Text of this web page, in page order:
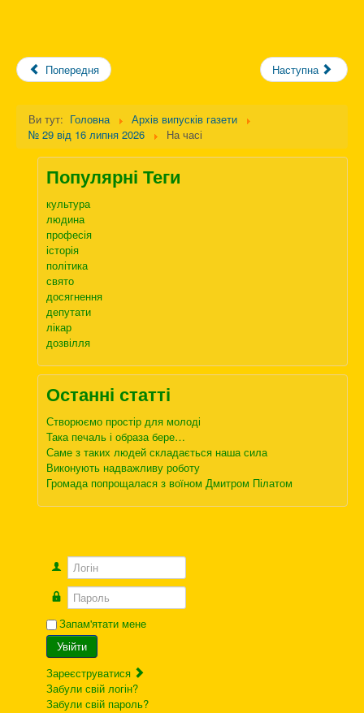
Попередня Наступна
Ви тут: Головна
Архів випусків газети
№ 29 від 16 липня 2026
На часі
Популярні Теги
культура
людина
професія
історія
політика
свято
досягнення
депутати
лікар
дозвілля
Останні статті
Створюємо простір для молоді
Така печаль і образа бере…
Саме з таких людей складається наша сила
Виконують надважливу роботу
Громада попрощалася з воїном Дмитром Пілатом
Логін
Пароль
Запам'ятати мене
Увійти
Зареєструватися
Забули свій логін?
Забули свій пароль?